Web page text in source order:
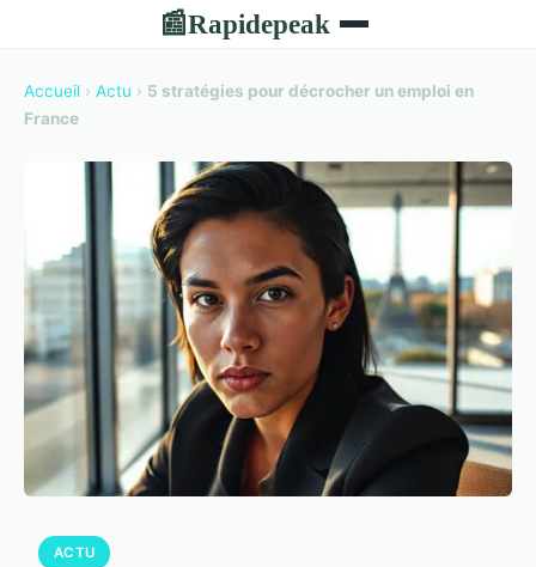
📰Rapidepeak
Accueil › Actu › 5 stratégies pour décrocher un emploi en
France
ACTU